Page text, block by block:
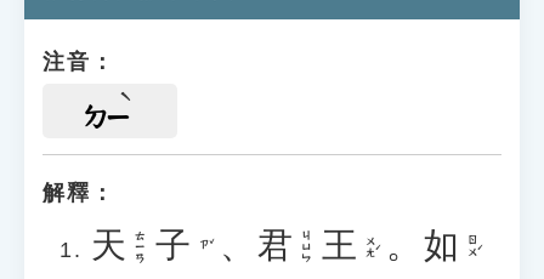
注音：
ㄉㄧ
解釋：
天 ㄊㄧㄢ 子 ㄗˇ 、 君 ㄐㄩㄣ 王 ㄨㄤˊ 。 如 ㄖㄨˊ